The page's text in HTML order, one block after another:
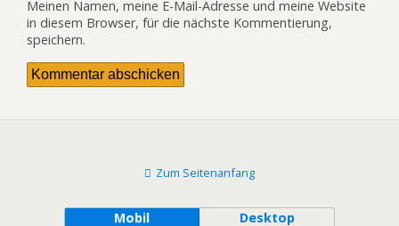
Meinen Namen, meine E-Mail-Adresse und meine Website
in diesem Browser, für die nächste Kommentierung,
speichern.
Zum Seitenanfang
Mobil Desktop